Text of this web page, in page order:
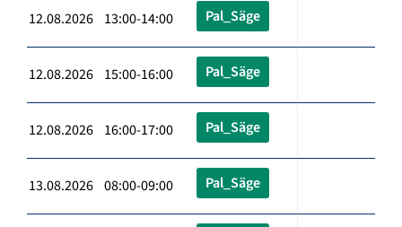
12.08.2026 13:00-14:00 Pal_Säge
12.08.2026 15:00-16:00 Pal_Säge
12.08.2026 16:00-17:00 Pal_Säge
13.08.2026 08:00-09:00 Pal_Säge